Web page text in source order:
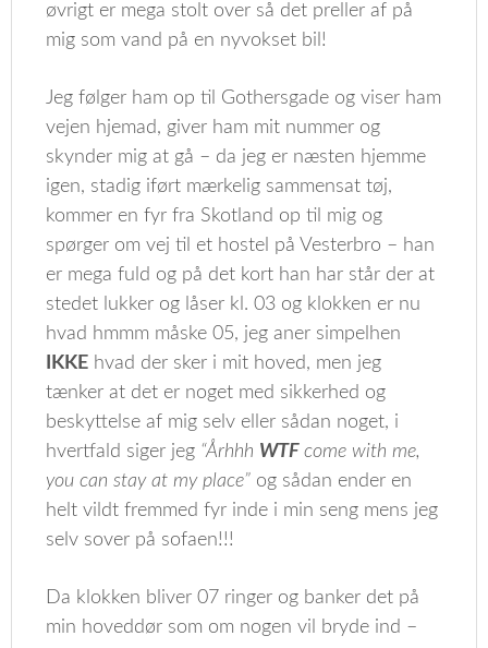
øvrigt er mega stolt over så det preller af på
mig som vand på en nyvokset bil!
Jeg følger ham op til Gothersgade og viser ham
vejen hjemad, giver ham mit nummer og
skynder mig at gå – da jeg er næsten hjemme
igen, stadig iført mærkelig sammensat tøj,
kommer en fyr fra Skotland op til mig og
spørger om vej til et hostel på Vesterbro – han
er mega fuld og på det kort han har står der at
stedet lukker og låser kl. 03 og klokken er nu
hvad hmmm måske 05, jeg aner simpelhen
IKKE hvad der sker i mit hoved, men jeg
tænker at det er noget med sikkerhed og
beskyttelse af mig selv eller sådan noget, i
hvertfald siger jeg “Århhh WTFcome with me,
you can stay at my place” og sådan ender en
helt vildt fremmed fyr inde i min seng mens jeg
selv sover på sofaen!!!
Da klokken bliver 07 ringer og banker det på
min hoveddør som om nogen vil bryde ind –